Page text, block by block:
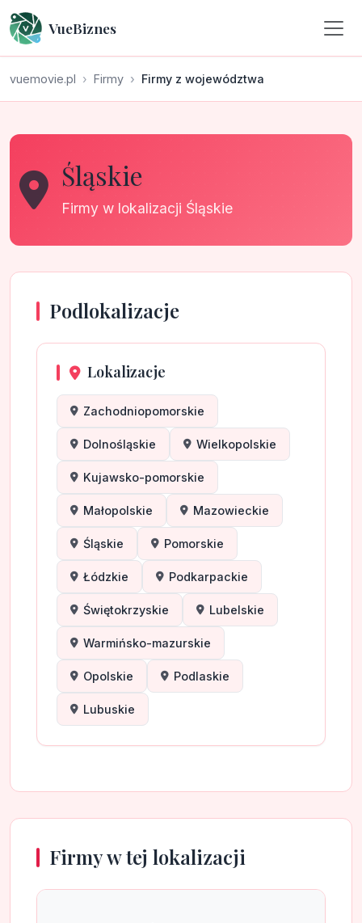
VueBiznes
vuemovie.pl Firmy Firmy z województwa
Śląskie
Firmy w lokalizacji Śląskie
Podlokalizacje
Lokalizacje
Zachodniopomorskie
Dolnośląskie Wielkopolskie
Kujawsko-pomorskie
Małopolskie Mazowieckie
Śląskie Pomorskie
Łódzkie Podkarpackie
Świętokrzyskie Lubelskie
Warmińsko-mazurskie
Opolskie Podlaskie
Lubuskie
Firmy w tej lokalizacji